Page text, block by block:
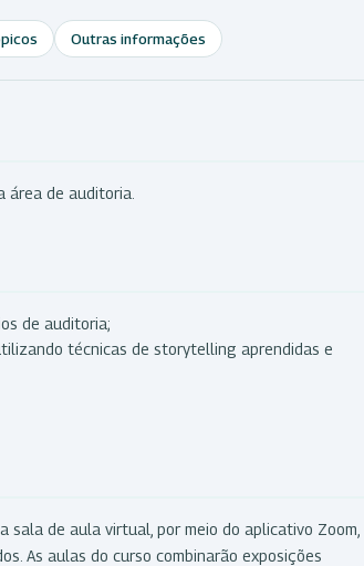
Outras informações
área de auditoria.
de auditoria;
técnicas de storytelling aprendidas e
sala de aula virtual, por meio do aplicativo Zoom,
As aulas do curso combinarão exposições